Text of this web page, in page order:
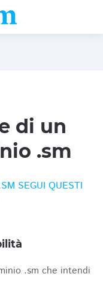
di un
.sm
SEGUI QUESTI
.sm che intendi